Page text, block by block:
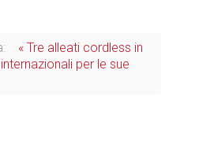
« Tre alleati cordless in
per le sue